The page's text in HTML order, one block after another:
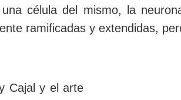
célula del mismo, la
ramificadas y extendidas,